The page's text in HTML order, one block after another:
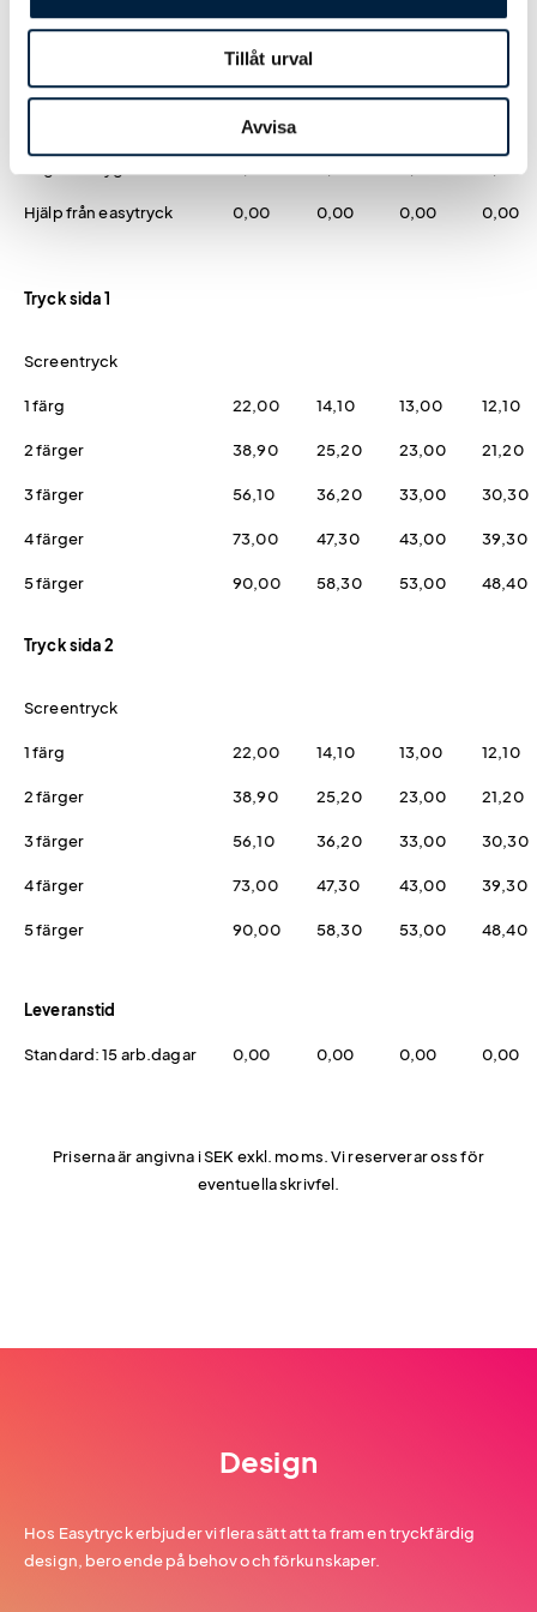
Tillåt urval
Avvisa
Grön 0,00 0,00 0,00 0,00
Hjälp från easytryck 0,00 0,00 0,00 0,00
Tryck sida 1
Screentryck
1 färg 22,00 14,10 13,00 12,10
2 färger 38,90 25,20 23,00 21,20
3 färger 56,10 36,20 33,00 30,30
4 färger 73,00 47,30 43,00 39,30
5 färger 90,00 58,30 53,00 48,40
Tryck sida 2
Screentryck
1 färg 22,00 14,10 13,00 12,10
2 färger 38,90 25,20 23,00 21,20
3 färger 56,10 36,20 33,00 30,30
4 färger 73,00 47,30 43,00 39,30
5 färger 90,00 58,30 53,00 48,40
Leveranstid
Standard: 15 arb.dagar 0,00 0,00 0,00 0,00
Priserna är angivna i SEK exkl. moms. Vi reserverar oss för
eventuella skrivfel.
Design
Hos Easytryck erbjuder vi flera sätt att ta fram en tryckfärdig
design, beroende på behov och förkunskaper.